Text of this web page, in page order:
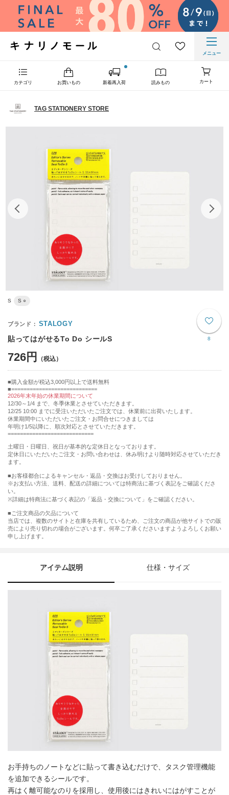
メニュー
カテゴリ お買いもの 新着再入荷 読みもの カート
TAG STATIONERY STORE
S S ○
8
STALOGY
貼ってはがせるTo Do シールS
726円
購入金額が税込3,000円以上で送料無料
============================
2026年末年始の休業期間について
12/30～1/4 まで、冬季休業とさせていただきます。
12/25 10:00 までに受注いただいたご注文では、休業前に出荷いたします。
休業期間中にいただいたご注文・お問合せにつきましては
年明け1/5以降に、順次対応とさせていただきます。
============================
土曜日・日曜日、祝日が基本的な定休日となっております。
定休日にいただいたご注文・お問い合わせは、休み明けより随時対応させていただき
ます。
■お客様都合によるキャンセル・返品・交換はお受けしておりません。
※お支払い方法、送料、配送の詳細については特商法に基づく表記をご確認くださ
い。
※詳細は特商法に基づく表記の「返品・交換について」をご確認ください。
■ご注文商品の欠品について
当店では、複数のサイトと在庫を共有しているため、ご注文の商品が他サイトでの販
売により売り切れの場合がございます。何卒ご了承くださいますようよろしくお願い
申し上げます。
アイテム説明 仕様・サイズ
お手持ちのノートなどに貼って書き込むだけで、タスク管理機能
を追加できるシールです。
再はく離可能なのりを採用し、使用後にはきれいにはがすことが